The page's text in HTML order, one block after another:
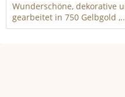
Wunderschöne, dekorative
gearbeitet in 750 Gelbgold